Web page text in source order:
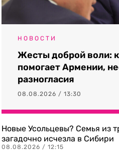
НОВОСТИ
Жесты доброй воли:
помогает Армении,
разногласия
08.08.2026 / 13:30
Новые Усольцевы? Семья из
загадочно исчезла в Сибири
08.08.2026 / 12:15